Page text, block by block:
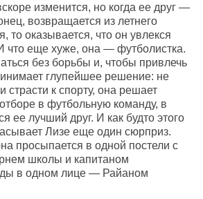
изменится, но когда ее друг —
возвращается из летнего
то оказывается, что он увлекся
что еще хуже, она — футболистка.
без борьбы и, чтобы привлечь
глупейшее решение: не
страсти к спорту, она решает
в футбольную команду, в
ее лучший друг. И как будто этого
Лизе еще один сюрприз.
просыпается в одной постели с
школы и капитаном
в одном лице — Райаном